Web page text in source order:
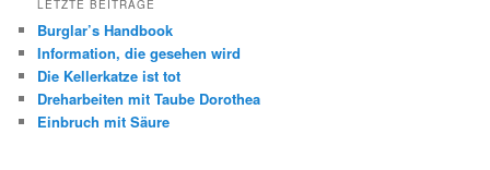
LETZTE BEITRÄGE
Burglar’s Handbook
Information, die gesehen wird
Die Kellerkatze ist tot
Dreharbeiten mit Taube Dorothea
Einbruch mit Säure